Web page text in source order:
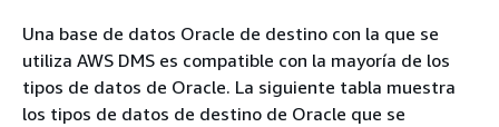
Una base de datos Oracle de destino con la que se
utiliza AWS DMS es compatible con la mayoría de los
tipos de datos de Oracle. La siguiente tabla muestra
los tipos de datos de destino de Oracle que se